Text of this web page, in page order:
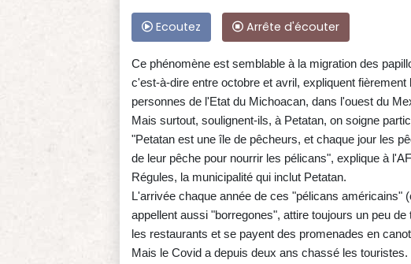
Ecoutez Arrête d'écouter
Ce phénomène est semblable à la migration des
c'est-à-dire entre octobre et avril, expliquent
personnes de l'Etat du Michoacan, dans l'ouest du
Mais surtout, soulignent-ils, à Petatan, on soigne
"Petatan est une île de pêcheurs, et chaque jour les
de leur pêche pour nourrir les pélicans", explique à
Régules, la municipalité qui inclut Petatan.
L'arrivée chaque année de ces "pélicans américains"
appellent aussi "borregones", attire toujours un peu
les restaurants et se payent des promenades en
Mais le Covid a depuis deux ans chassé les